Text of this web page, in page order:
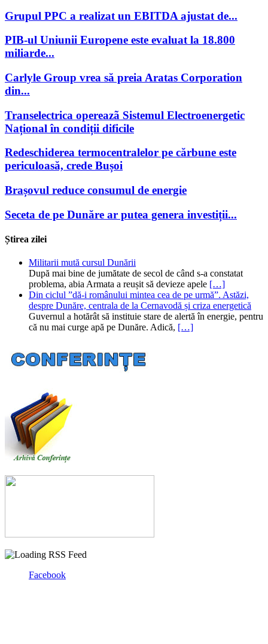
Grupul PPC a realizat un EBITDA ajustat de...
PIB-ul Uniunii Europene este evaluat la 18.800
miliarde...
Carlyle Group vrea să preia Aratas Corporation
din...
Transelectrica opereazã Sistemul Electroenergetic
Național în condiții dificile
Redeschiderea termocentralelor pe cărbune este
periculoasă, crede Bușoi
Brașovul reduce consumul de energie
Seceta de pe Dunăre ar putea genera investiții...
Știrea zilei
Militarii mută cursul Dunării
După mai bine de jumătate de secol de când s-a constatat
problema, abia Armata a reușit să devieze apele […]
Din ciclul ”dă-i românului mintea cea de pe urmă”. Astăzi,
despre Dunăre, centrala de la Cernavodă și criza energetică
Guvernul a hotărât să instituie stare de alertă în energie, pentru
că nu mai curge apă pe Dunăre. Adică, […]
Facebook